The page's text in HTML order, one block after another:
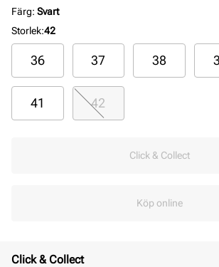
Färg: Svart
Storlek:42
36 37 38
41 42
Click & Collect
Köp online
Click & Collect